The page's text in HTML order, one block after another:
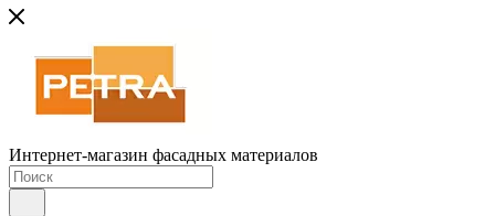
Интернет-магазин фасадных материалов